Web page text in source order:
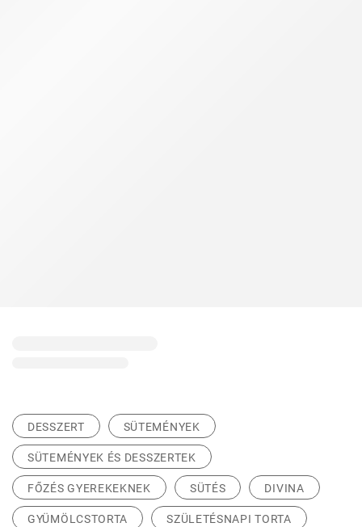
DESSZERT SÜTEMÉNYEK
SÜTEMÉNYEK ÉS DESSZERTEK
FŐZÉS GYEREKEKNEK SÜTÉS DIVINA
GYÜMÖLCSTORTA SZÜLETÉSNAPI TORTA